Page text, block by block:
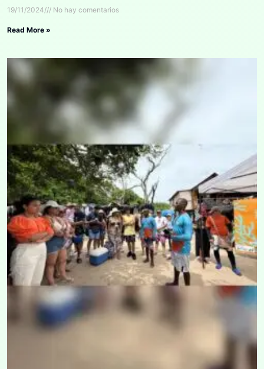
19/11/2024 No hay comentarios
Read More »